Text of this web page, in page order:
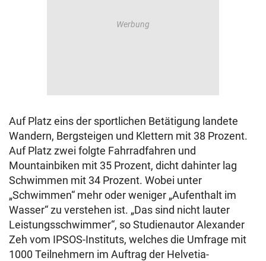
Auf Platz eins der sportlichen Betätigung landete
Wandern, Bergsteigen und Klettern mit 38 Prozent.
Auf Platz zwei folgte Fahrradfahren und
Mountainbiken mit 35 Prozent, dicht dahinter lag
Schwimmen mit 34 Prozent. Wobei unter
„Schwimmen“ mehr oder weniger „Aufenthalt im
Wasser“ zu verstehen ist. „Das sind nicht lauter
Leistungsschwimmer“, so Studienautor Alexander
Zeh vom IPSOS-Instituts, welches die Umfrage mit
1000 Teilnehmern im Auftrag der Helvetia-